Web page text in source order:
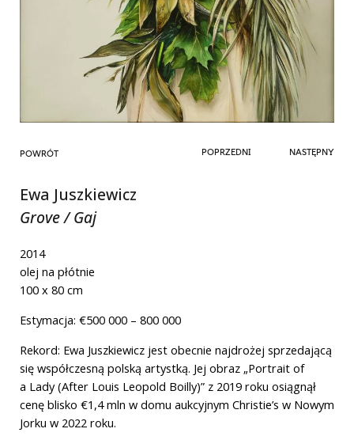
POWRÓT POPRZEDNI NASTĘPNY
Ewa Juszkiewicz
Grove / Gaj
2014
olej na płótnie
100 x 80 cm
Estymacja: €500 000 – 800 000
Rekord: Ewa Juszkiewicz jest obecnie najdrożej sprzedającą
się współczesną polską artystką. Jej obraz „Portrait of
a Lady (After Louis Leopold Boilly)” z 2019 roku osiągnął
cenę blisko €1,4 mln w domu aukcyjnym Christie’s w Nowym
Jorku w 2022 roku.